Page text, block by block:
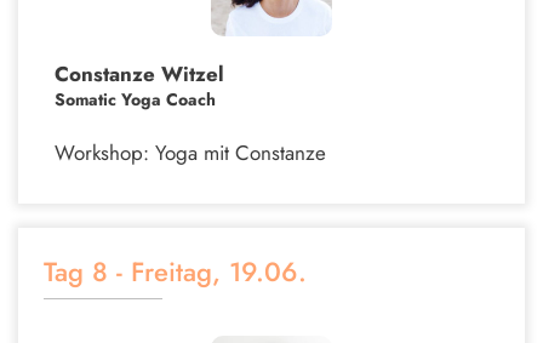
Constanze Witzel
Somatic Yoga Coach
Workshop: Yoga mit Constanze
Tag 8 - Freitag, 19.06.